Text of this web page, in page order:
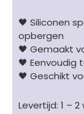
🖤 Siliconen
opbergen
🖤 Gemaakt
🖤
🖤 Geschikt
Levertijd: 1 –